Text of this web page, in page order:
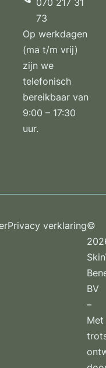
73
Op werkdagen
(ma t/m vrij)
zijn we
telefonisch
bereikbaar van
9:00 – 17:30
uur.
Privacy verklaring©
BV
–
Met